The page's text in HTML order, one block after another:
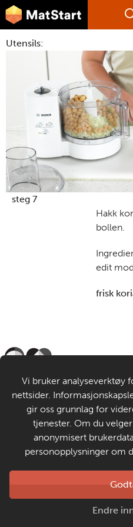
Hopp til hovedinnhold
hovednavigasjonsmobilversjon
MatStart
OPPSKRIFTER
FØR DU STARTER
LÆR MER
TIL DE VOKSNE
Utensils:
steg 7
Hakk
bollen.
edit
frisk
Om MatStart
Kontakt oss
Personvern og
Laget av
Vi bruker analyseverktøy
nettsider.
gir oss grunnlag for
tjenester. Om du
anonymisert
personopplysninger om
Endre